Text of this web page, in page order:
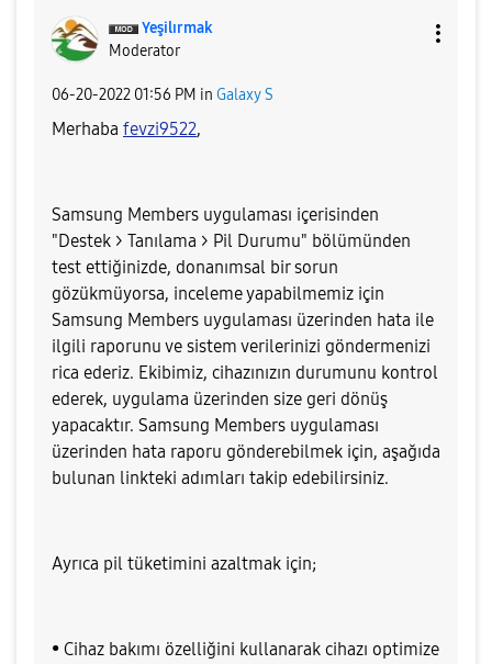
Yeşilırmak
Moderator
‎06-20-2022 01:56 PM in Galaxy S
Merhaba fevzi9522,
Samsung Members uygulaması içerisinden
"Destek > Tanılama > Pil Durumu" bölümünden
test ettiğinizde, donanımsal bir sorun
gözükmüyorsa, inceleme yapabilmemiz için
Samsung Members uygulaması üzerinden hata ile
ilgili raporunu ve sistem verilerinizi göndermenizi
rica ederiz. Ekibimiz, cihazınızın durumunu kontrol
ederek, uygulama üzerinden size geri dönüş
yapacaktır. Samsung Members uygulaması
üzerinden hata raporu gönderebilmek için, aşağıda
bulunan linkteki adımları takip edebilirsiniz.
Ayrıca pil tüketimini azaltmak için;
• Cihaz bakımı özelliğini kullanarak cihazı optimize